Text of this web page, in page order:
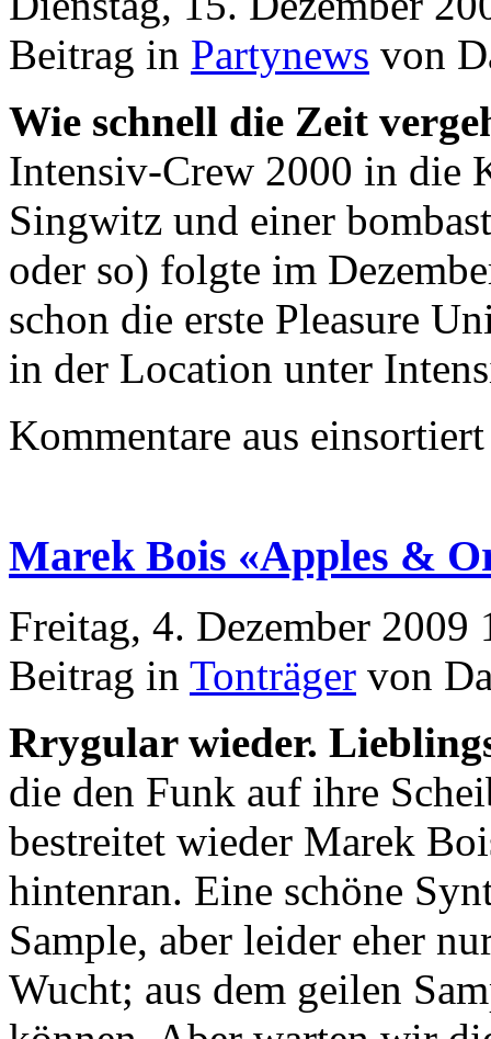
Beitrag in Partynews von
Wie schnell die Zeit
Intensiv-Crew 2000 in die
Singwitz und einer
oder so) folgte im
schon die erste Pleasure
in der Location unter
Kommentare aus
Marek Bois «Apples &
Freitag, 4. Dezember 2009
Beitrag in Tonträger von
Rrygular wieder.
die den Funk auf ihre
bestreitet wieder Marek
hintenran. Eine schöne
Sample, aber leider eher
Wucht; aus dem geilen